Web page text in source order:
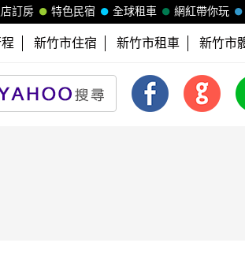
網紅帶你玩
全球租車
特色民宿
訂房
新竹市住宿 新竹市租車 新竹市